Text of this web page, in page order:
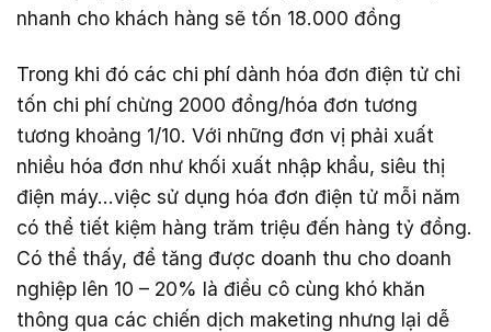
nhanh cho khách hàng sẽ tốn 18.000 đồng
Trong khi đó các chi phí dành hóa đơn điện tử chỉ
tốn chi phí chừng 2000 đồng/hóa đơn tương
tương khoảng 1/10. Với những đơn vị phải xuất
nhiều hóa đơn như khối xuất nhập khẩu, siêu thị
điện máy…việc sử dụng hóa đơn điện tử mỗi năm
có thể tiết kiệm hàng trăm triệu đến hàng tỷ đồng.
Có thể thấy, để tăng được doanh thu cho doanh
nghiệp lên 10 – 20% là điều cô cùng khó khăn
thông qua các chiến dịch maketing nhưng lại dễ